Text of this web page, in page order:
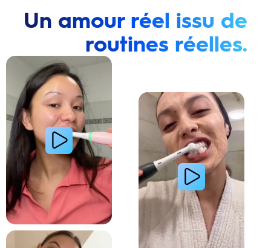
Un amour réel issu de
routines réelles.
Lire la vidéo : Une jeune femme montre comment elle a amélioré l’apparence de ses dents
Lire la vidéo : Une jeune femme partage sa
Lire la vidéo : La routine du matin d’une jeune femme avec le système de brosse à dents